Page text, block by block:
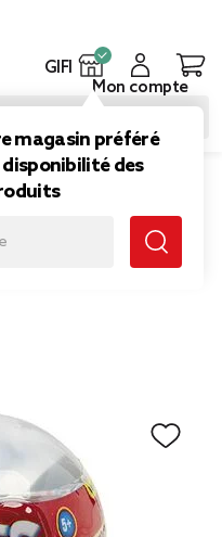
GIFI
magasin préféré
des
Mon compte
Marvel à